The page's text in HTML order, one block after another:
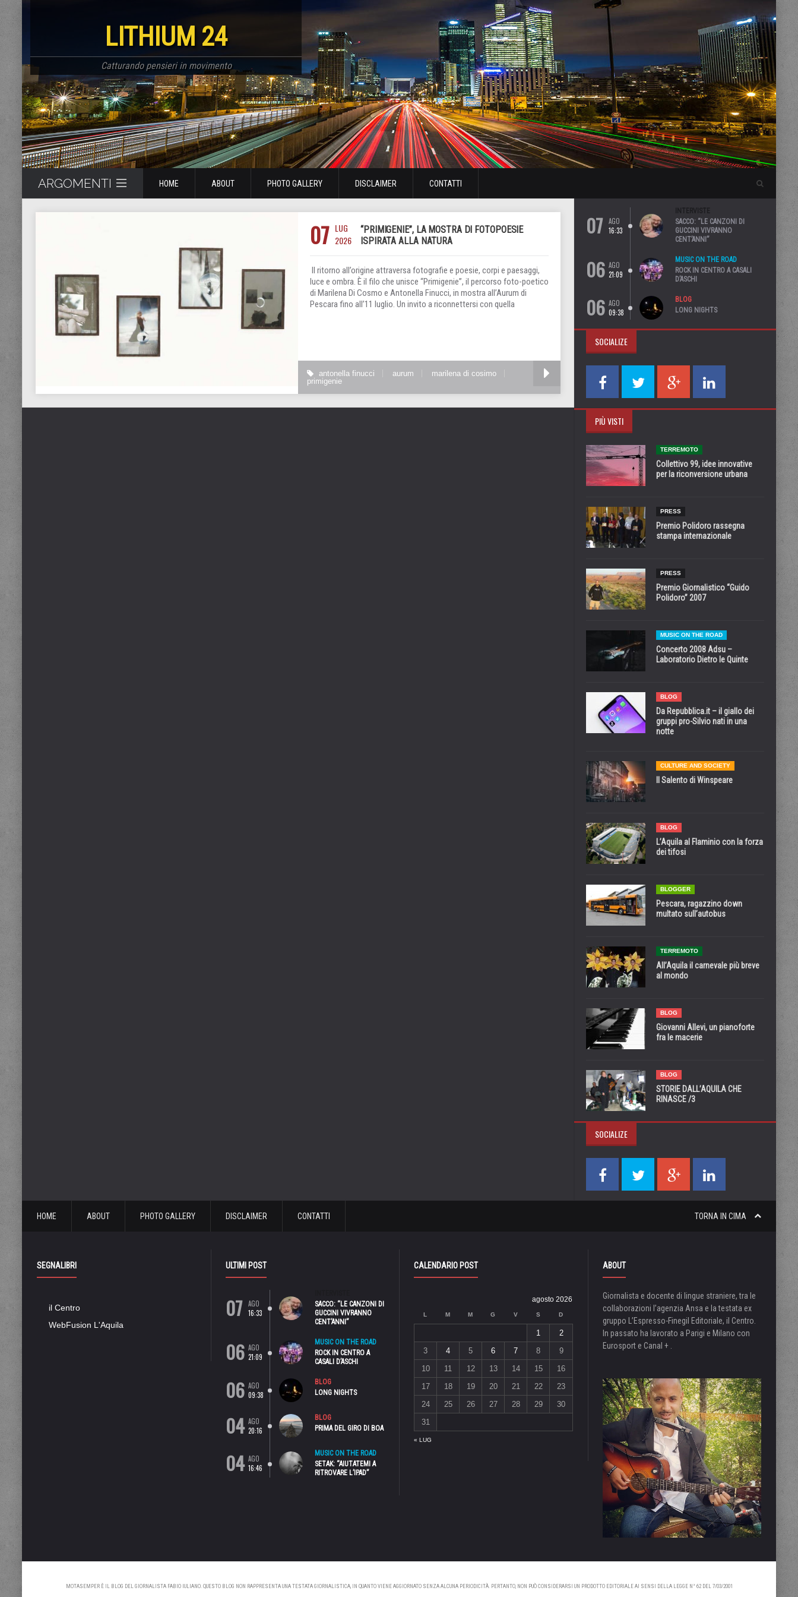
LITHIUM 24
Catturando pensieri in movimento
ARGOMENTI HOME ABOUT PHOTO GALLERY DISCLAIMER CONTATTI
07 LUG
2026
“PRIMIGENIE”, LA MOSTRA DI FOTOPOESIE
ISPIRATA ALLA NATURA
Il ritorno all’origine attraversa fotografie e poesie, corpi e paesaggi,
luce e ombra. È il filo che unisce “Primigenie”, il percorso foto-poetico
di Marilena Di Cosmo e Antonella Finucci, in mostra all’Aurum di
Pescara fino all’11 luglio. Un invito a riconnettersi con quella
antonella finucci aurum
marilena di cosimo
primigenie
07
AGO
16:33
INTERVISTE
SACCO: “LE CANZONI DI
GUCCINI VIVRANNO
CENT’ANNI”
06 AGO
21:09
MUSIC ON THE ROAD
ROCK IN CENTRO A CASALI
D’ASCHI
06 AGO
09:38
BLOG
LONG NIGHTS
SOCIALIZE
PIÙ VISTI
TERREMOTO
Collettivo 99, idee innovative
per la riconversione urbana
PRESS
Premio Polidoro rassegna
stampa internazionale
PRESS
Premio Giornalistico “Guido
Polidoro” 2007
MUSIC ON THE ROAD
Concerto 2008 Adsu –
Laboratorio Dietro le Quinte
BLOG
Da Repubblica.it – il giallo dei
gruppi pro-Silvio nati in una
notte
CULTURE AND SOCIETY
Il Salento di Winspeare
BLOG
L’Aquila al Flaminio con la forza
dei tifosi
BLOGGER
Pescara, ragazzino down
multato sull’autobus
TERREMOTO
All’Aquila il carnevale più breve
al mondo
BLOG
Giovanni Allevi, un pianoforte
fra le macerie
BLOG
STORIE DALL’AQUILA CHE
RINASCE /3
SOCIALIZE
TORNA IN CIMA
HOME ABOUT PHOTO GALLERY DISCLAIMER CONTATTI
SEGNALIBRI
il Centro
WebFusion L'Aquila
ULTIMI POST
07
AGO
16:33
SACCO: “LE CANZONI DI
GUCCINI VIVRANNO
CENT’ANNI”
06 AGO
21:09
MUSIC ON THE ROAD
ROCK IN CENTRO A
CASALI D’ASCHI
06 AGO
09:38
BLOG
LONG NIGHTS
04 AGO
20:16
BLOG
PRIMA DEL GIRO DI BOA
04 AGO
16:46
MUSIC ON THE ROAD
SETAK: “AIUTATEMI A
RITROVARE L’IPAD”
CALENDARIO POST
agosto 2026
L M M G V S D
« LUG
1
2
3
4 5 6 7 8
9
10
11 12 13 14 15
16
17
18 19 20 21 22
23
24
25 26 27 28 29
30
31
ABOUT
Giornalista e docente di lingue straniere, tra le
collaborazioni l’agenzia Ansa e la testata ex
gruppo L’Espresso-Finegil Editoriale, il Centro.
In passato ha lavorato a Parigi e Milano con
Eurosport e Canal + .
MOTASEMPER È IL BLOG DEL GIORNALISTA FABIO IULIANO. QUESTO BLOG NON RAPPRESENTA UNA TESTATA GIORNALISTICA, IN QUANTO VIENE AGGIORNATO SENZA ALCUNA PERIODICITÀ. PERTANTO, NON PUÒ CONSIDERARSI UN PRODOTTO EDITORIALE AI SENSI DELLA LEGGE N° 62 DEL 7/03/2001